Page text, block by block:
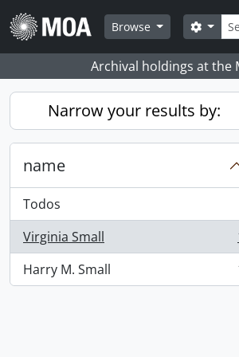
Skip to main content
Browse
Archival holdings at the
Narrow your results by:
name
Todos
Virginia Small
, 1 resultados
Harry M. Small
, 1 resultados